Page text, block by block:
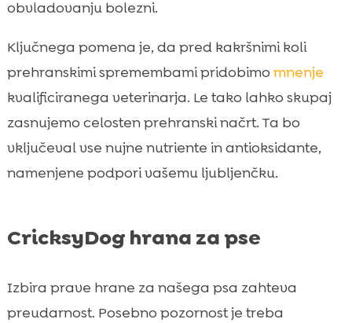
obvladovanju bolezni.
Ključnega pomena je, da pred kakršnimi koli
prehranskimi spremembami pridobimo mnenje
kvalificiranega veterinarja. Le tako lahko skupaj
zasnujemo celosten prehranski načrt. Ta bo
vključeval vse nujne nutriente in antioksidante,
namenjene podpori vašemu ljubljenčku.
CricksyDog hrana za pse
Izbira prave hrane za našega psa zahteva
preudarnost. Posebno pozornost je treba